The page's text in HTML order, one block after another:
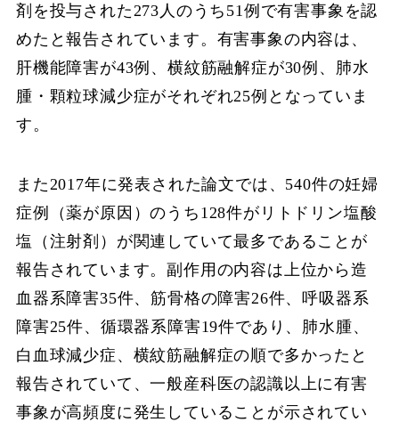
剤を投与された273人のうち51例で有害事象を認
めたと報告されています。有害事象の内容は、
肝機能障害が43例、横紋筋融解症が30例、肺水
腫・顆粒球減少症がそれぞれ25例となっていま
す。
また2017年に発表された論文では、540件の妊婦
症例（薬が原因）のうち128件がリトドリン塩酸
塩（注射剤）が関連していて最多であることが
報告されています。副作用の内容は上位から造
血器系障害35件、筋骨格の障害26件、呼吸器系
障害25件、循環器系障害19件であり、肺水腫、
白血球減少症、横紋筋融解症の順で多かったと
報告されていて、一般産科医の認識以上に有害
事象が高頻度に発生していることが示されてい